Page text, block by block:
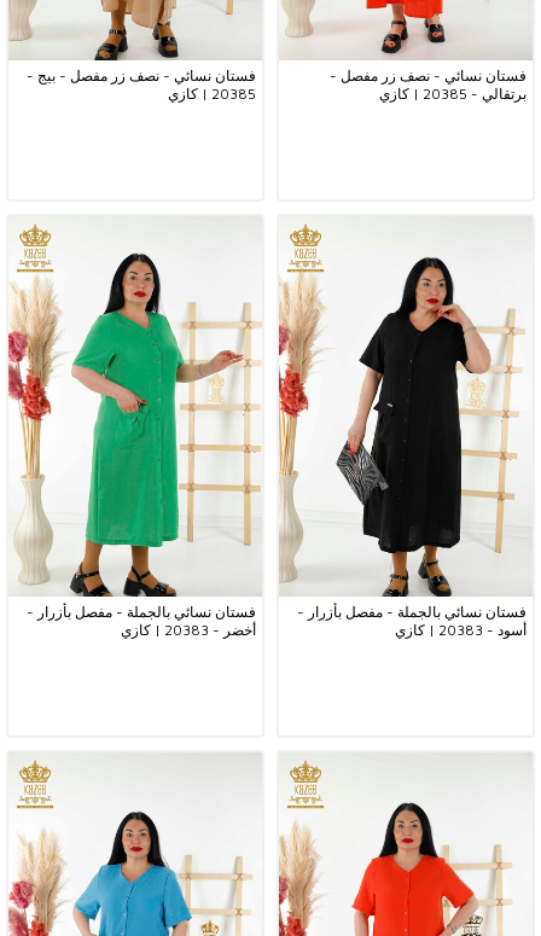
فستان نسائي - نصف زر مفصل -
برتقالي - 20385 | كازي
فستان نسائي - نصف زر مفصل - بيج -
20385 | كازي
فستان نسائي بالجملة - مفصل بأزرار -
أسود - 20383 | كازي
فستان نسائي بالجملة - مفصل بأزرار -
أخضر - 20383 | كازي